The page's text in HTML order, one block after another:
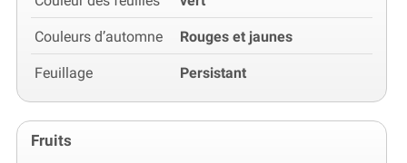
Couleurs d’automne Rouges et jaunes
Feuillage Persistant
Fruits